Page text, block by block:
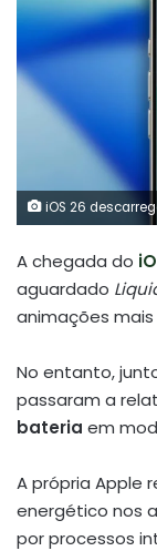
iOS 26
A chegada do
aguardado
animações
No entanto,
passaram a
bateria em
A própria Apple
energético nos
por processos